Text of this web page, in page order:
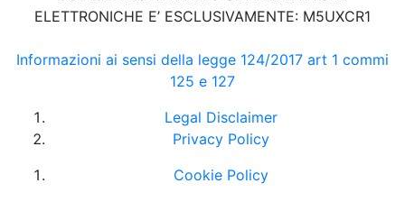
ELETTRONICHE E’ ESCLUSIVAMENTE: M5UXCR1
Informazioni ai sensi della legge 124/2017 art 1 commi
125 e 127
Legal Disclaimer
Privacy Policy
Cookie Policy